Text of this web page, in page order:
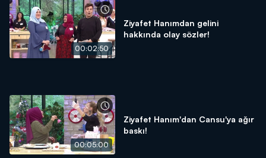
00:02:50
Ziyafet Hanımdan gelini
hakkında olay sözler!
00:05:00
Ziyafet Hanım'dan Cansu'ya ağır
baskı!